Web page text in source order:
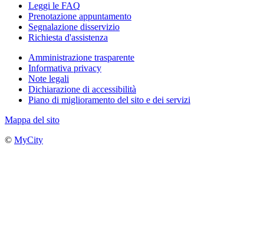
Leggi le FAQ
Prenotazione appuntamento
Segnalazione disservizio
Richiesta d'assistenza
Amministrazione trasparente
Informativa privacy
Note legali
Dichiarazione di accessibilità
Piano di miglioramento del sito e dei servizi
Mappa del sito
© MyCity